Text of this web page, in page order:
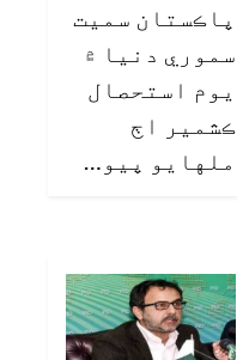
پاڪستان سميت
سموري دنيا ۾
يوم استحصال
ڪشمير اڄ
ملهايو پيو…